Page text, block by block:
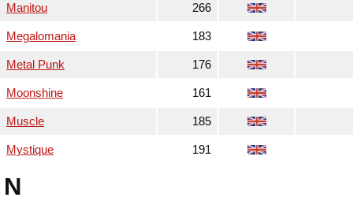
Manitou 266
Megalomania 183
Metal Punk 176
Moonshine 161
Muscle 185
Mystique 191
N